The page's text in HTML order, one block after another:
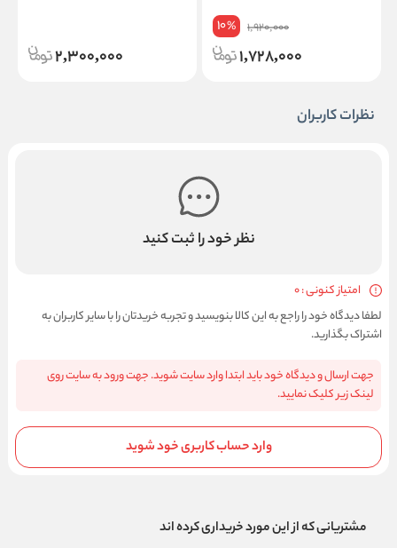
1,920,000
10%
1,728,000
2,300,000
نظرات کاربران
نظر خود را ثبت کنید
امتیاز کنونی : 0
لطفا دیدگاه خود را راجع به این کالا بنویسید و تجربه خریدتان را با سایر کاربران به
اشتراک بگذارید.
جهت ارسال و دیدگاه خود باید ابتدا وارد سایت شوید. جهت ورود به سایت روی
لینک زیر کلیک نمایید.
وارد حساب کاربری خود شوید
مشتریانی که از این مورد خریداری کرده اند